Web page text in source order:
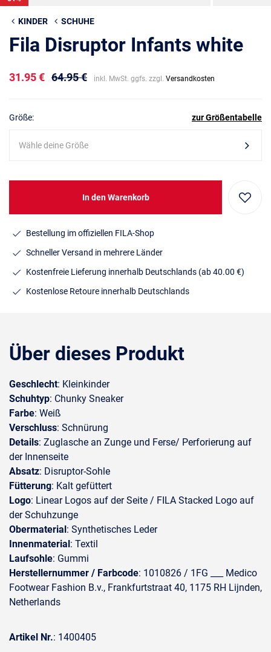
KINDER SCHUHE
Fila Disruptor Infants white
31.95 € 64.95 € inkl. MwSt. ggfs. zzgl. Versandkosten
Größe: zur Größentabelle
Wähle deine Größe
In den Warenkorb
Bestellung im offiziellen FILA-Shop
Schneller Versand in mehrere Länder
Kostenfreie Lieferung innerhalb Deutschlands (ab 40.00 €)
Kostenlose Retoure innerhalb Deutschlands
Über dieses Produkt
Geschlecht: Kleinkinder
Schuhtyp: Chunky Sneaker
Farbe: Weiß
Verschluss: Schnürung
Details: Zuglasche an Zunge und Ferse/ Perforierung auf
der Innenseite
Absatz: Disruptor-Sohle
Fütterung: Kalt gefüttert
Logo: Linear Logos auf der Seite / FILA Stacked Logo auf
der Schuhzunge
Obermaterial: Synthetisches Leder
Innenmaterial: Textil
Laufsohle: Gummi
Herstellernummer / Farbcode: 1010826 / 1FG ___ Medico
Footwear Fashion B.v., Frankfurtstraat 40, 1175 RH Lijnden,
Netherlands
Artikel Nr.: 1400405